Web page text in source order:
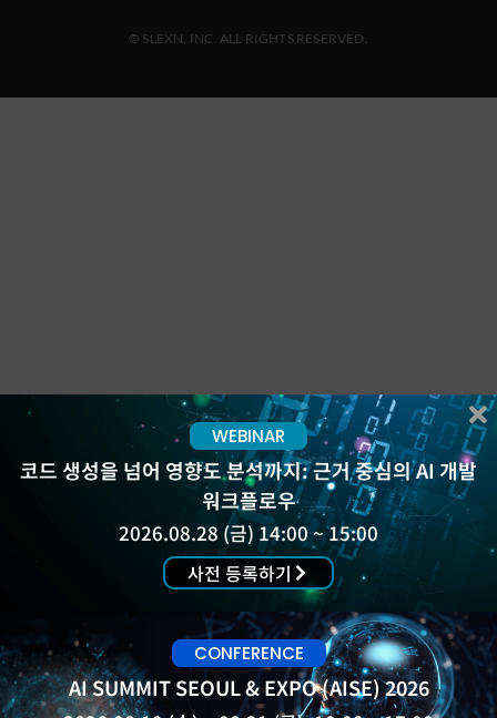
© SLEXN, INC. ALL RIGHTS RESERVED.
WEBINAR
코드 생성을 넘어 영향도 분석까지: 근거 중심의 AI 개발
워크플로우
2026.08.28 (금) 14:00 ~ 15:00
사전 등록하기
CONFERENCE
AI SUMMIT SEOUL & EXPO (AISE) 2026